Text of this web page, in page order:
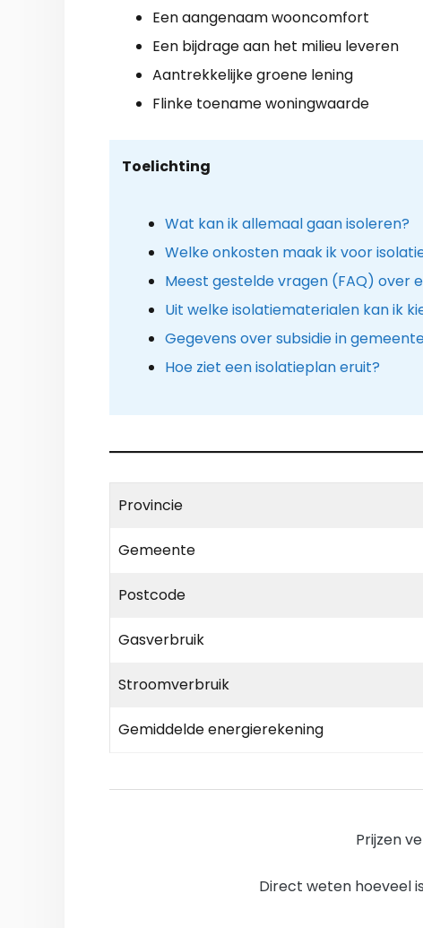
Een aangenaam wooncomfort
Een bijdrage aan het milieu leveren
Aantrekkelijke groene lening
Flinke toename woningwaarde
Toelichting
Wat kan ik allemaal gaan isoleren?
Welke onkosten maak ik voor
Meest gestelde vragen (FAQ) over
Uit welke isolatiematerialen kan ik
Gegevens over subsidie in
Hoe ziet een isolatieplan eruit?
Provincie
Gemeente
Postcode
Gasverbruik
Stroomverbruik
Gemiddelde energierekening
Prijzen
Direct weten hoeveel